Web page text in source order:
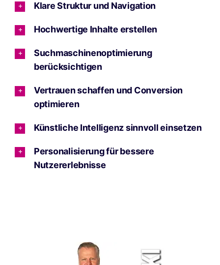
Klare Struktur und Navigation
Hochwertige Inhalte erstellen
Suchmaschinenoptimierung
berücksichtigen
Vertrauen schaffen und Conversion
optimieren
Künstliche Intelligenz sinnvoll einsetzen
Personalisierung für bessere
Nutzererlebnisse